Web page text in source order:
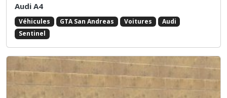
Audi A4
Véhicules GTA San Andreas Voitures
Audi
Sentinel